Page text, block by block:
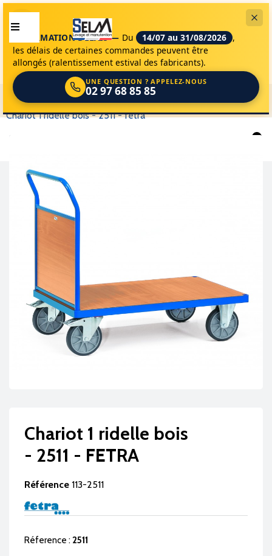
INFORMATION DÉLAIS — Du 14/07 au 31/08/2026 ,
les délais de certaines commandes peuvent être
allongés (ralentissement estival des fabricants).
UNE QUESTION ? APPELEZ-NOUS
02 97 68 85 85
0
selm appareils de levage materiels
chariots
chariot 1 ridelle bois - 2511 - fetra
Chariot 1 ridelle bois
- 2511 - FETRA
Référence 113-2511
Réference :2511